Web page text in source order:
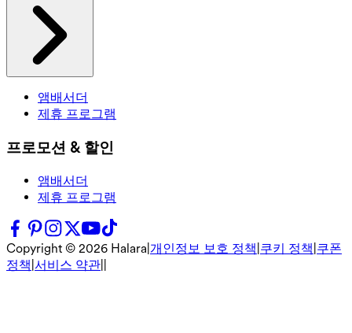
앰배서더
제휴 프로그램
프로모션 & 할인
앰배서더
제휴 프로그램
Copyright © 2026 Halara 개인정보 보호 정책 쿠키 정책 쿠폰
정책 서비스 약관